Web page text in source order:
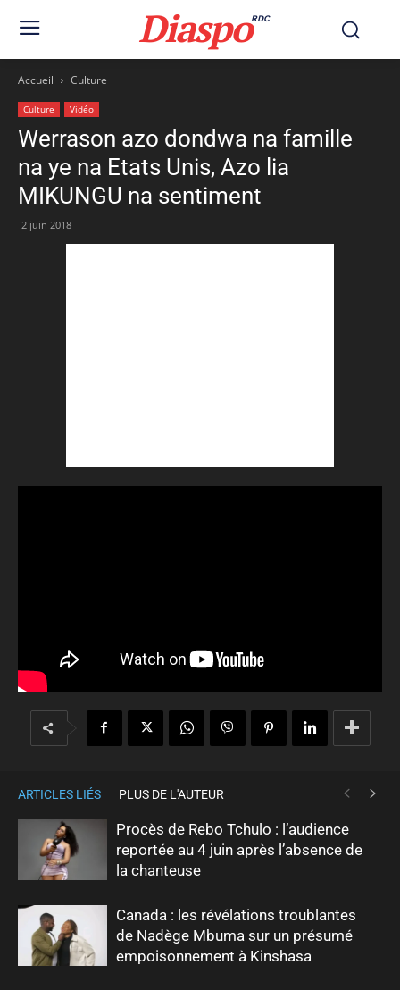
DiaspoRDC
Accueil Culture
Culture Vidéo
Werrason azo dondwa na famille
na ye na Etats Unis, Azo lia
MIKUNGU na sentiment
2 juin 2018
ARTICLES LIÉS PLUS DE L'AUTEUR
Procès de Rebo Tchulo : l’audience
reportée au 4 juin après l’absence de
la chanteuse
Canada : les révélations troublantes
de Nadège Mbuma sur un présumé
empoisonnement à Kinshasa